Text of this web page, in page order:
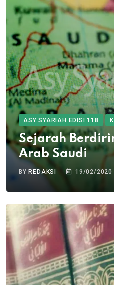
ASY SYARIAH EDISI 118
Sejarah
Arab Saudi
BY REDAKSI 19/02/2020